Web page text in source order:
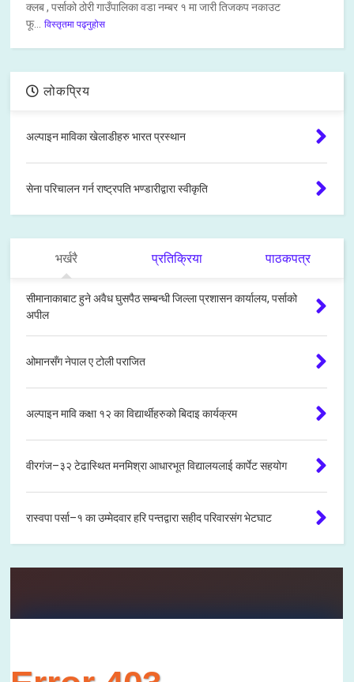
क्लब , पर्साको ठोरी गाउँपालिका वडा नम्बर १ मा जारी तिजकप नकाउट
फू...
विस्तृतमा पढ्नुहोस
लोकप्रिय
अल्पाइन माविका खेलाडीहरु भारत प्रस्थान
सेना परिचालन गर्न राष्ट्रपति भण्डारीद्वारा स्वीकृति
भर्खरै प्रतिक्रिया पाठकपत्र
सीमानाकाबाट हुने अवैध घुसपैठ सम्बन्धी जिल्ला प्रशासन कार्यालय, पर्साको
अपील
ओमानसँग नेपाल ए टोली पराजित
अल्पाइन मावि कक्षा १२ का विद्यार्थीहरुको बिदाइ कार्यक्रम
वीरगंज–३२ टेढास्थित मनमिश्रा आधारभूत विद्यालयलाई कार्पेट सहयोग
रास्वपा पर्सा–१ का उम्मेदवार हरि पन्तद्वारा सहीद परिवारसंग भेटघाट